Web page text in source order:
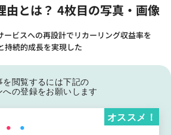
由とは？ 4枚目の写真・画像
ービスへの再設計でリカーリング収益率を
持続的成長を実現した
を閲覧するには下記の
への登録をお願いします
オススメ！